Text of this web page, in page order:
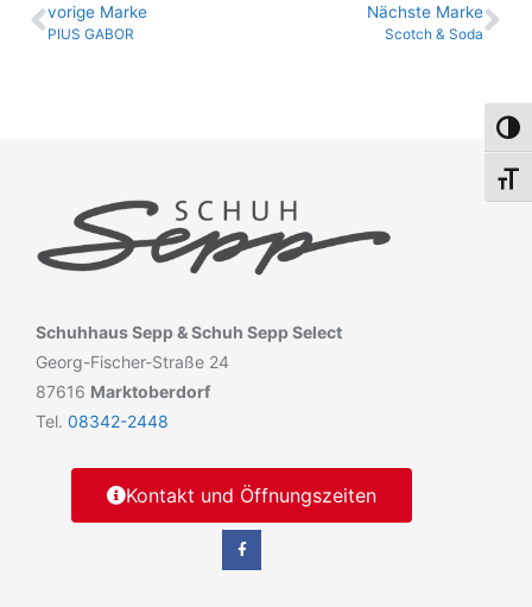
vo­ri­ge Marke
PIUS GABOR
Nächste Marke
Scotch & Soda
Schuhhaus Sepp & Schuh Sepp Select
Georg-Fischer-Straße 24
87616 Marktoberdorf
Tel. 08342-2448
Kontakt und Öffnungszeiten